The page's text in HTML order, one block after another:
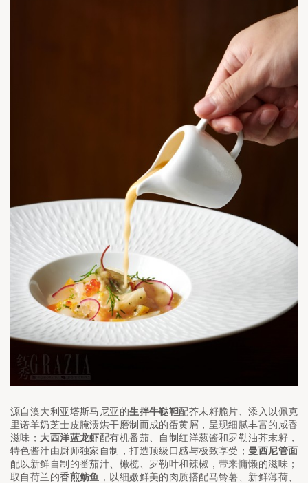
源自澳大利亚塔斯马尼亚的生拌牛鞑靼 配芥末籽脆片、添入以佩克
里诺羊奶芝士皮腌渍烘干磨制而成的蛋黄屑，呈现细腻丰富的咸香
滋味； 大西洋蓝龙虾配有机番茄、自制红洋葱酱和罗勒油芥末籽，
特色酱汁由厨师独家自制，打造顶级口感与极致享受； 曼西尼管面
配以新鲜自制的番茄汁、橄榄、罗勒叶和辣椒，带来慵懒的滋味；
取自荷兰的香煎鲂鱼 ，以细嫩鲜美的肉质搭配马铃薯、新鲜薄荷、